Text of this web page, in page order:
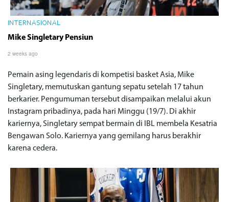
INTERNASIONAL
Mike Singletary Pensiun
2 weeks ago
Pemain asing legendaris di kompetisi basket Asia, Mike
Singletary, memutuskan gantung sepatu setelah 17 tahun
berkarier. Pengumuman tersebut disampaikan melalui akun
Instagram pribadinya, pada hari Minggu (19/7). Di akhir
kariernya, Singletary sempat bermain di IBL membela Kesatria
Bengawan Solo. Kariernya yang gemilang harus berakhir
karena cedera.